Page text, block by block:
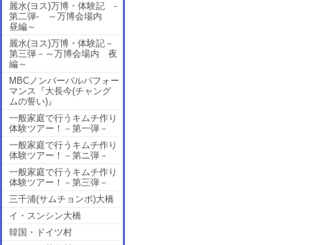
麗水(ヨス)万博・体験記 -
第二弾- ～万博会場内
昼編～
麗水(ヨス)万博・体験記－
第三弾－～万博会場内 夜
編～
MBCノンバーバルパフォー
マンス『大長今(チャング
ムの誓い)』
一般家庭で行うキムチ作り
体験ツアー！－第一弾－
一般家庭で行うキムチ作り
体験ツアー！－第ニ弾－
一般家庭で行うキムチ作り
体験ツアー！－第三弾－
三千浦(サムチョンポ)大橋
イ・スンシン大橋
韓国・ドイツ村